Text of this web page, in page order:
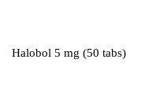
Halobol 5 mg (50 tabs)